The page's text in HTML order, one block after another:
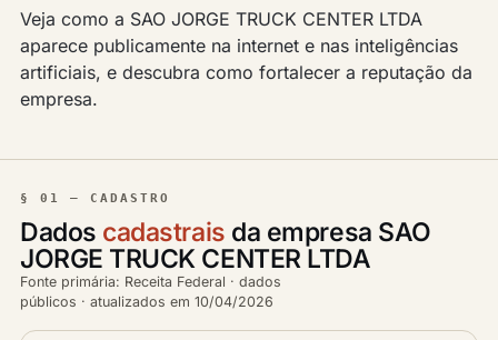
Veja como a SAO JORGE TRUCK CENTER LTDA
aparece publicamente na internet e nas inteligências
artificiais, e descubra como fortalecer a reputação da
empresa.
§ 01 — CADASTRO
Dados cadastrais da empresa SAO
JORGE TRUCK CENTER LTDA
Fonte primária: Receita Federal · dados
públicos · atualizados em 10/04/2026